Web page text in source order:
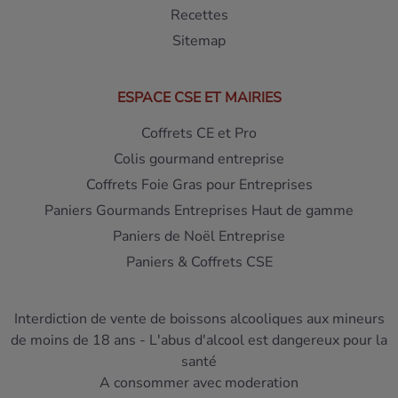
Recettes
Sitemap
ESPACE CSE ET MAIRIES
Coffrets CE et Pro
Colis gourmand entreprise
Coffrets Foie Gras pour Entreprises
Paniers Gourmands Entreprises Haut de gamme
Paniers de Noël Entreprise
Paniers & Coffrets CSE
Interdiction de vente de boissons alcooliques aux mineurs
de moins de 18 ans - L'abus d'alcool est dangereux pour la
santé
A consommer avec moderation